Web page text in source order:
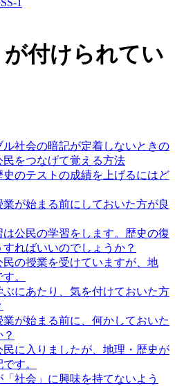
1
付けられてい
ル社会の暗記が定着しないときの
をつなげて覚える方法
史のテストの成績を上げるにはど
業が始まる前にしておいた方が良
は公民の学習をします。歴史の復
ればいいのでしょうか？
民の授業を受けていますが、地
。
ぶにあたり、気を付けておいた方
業が始まる前に、何かしておいた
民に入りましたが、地理・歴史が
す。
「社会」に興味を持てないよう